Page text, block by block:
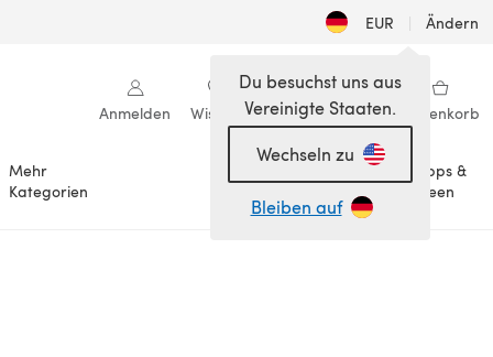
EUR | Ändern
Anmelden Wishlist Meine Bibliothek Warenkorb
Mehr
Kategorien
Anlässe
Tipps &
Ideen
Du besuchst uns aus
Vereinigte Staaten.
Wechseln zu
Bleiben auf